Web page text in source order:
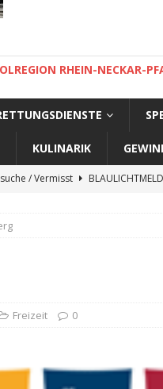
RHEIN-NECKAR-
KULINARIK
/ Vermisst
/ Vermisst
/ Vermisst
Warnmeldung der Polizei
Freizeit 0